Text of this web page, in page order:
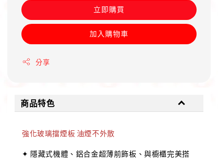
立即購買
加入購物車
分享
商品特色
強化玻璃擋煙板 油煙不外散
✦ 隱藏式機體、鋁合金超薄前飾板、與櫥櫃完美搭